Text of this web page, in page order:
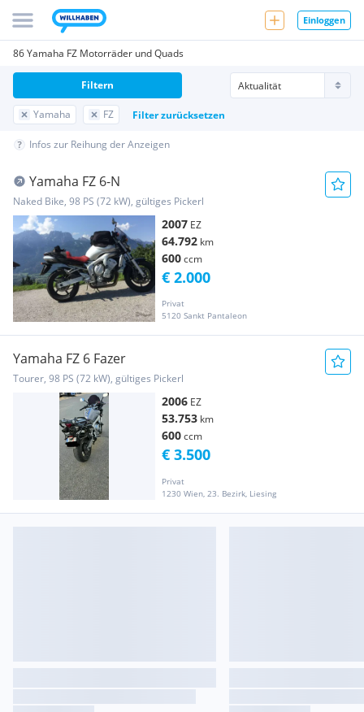
Einloggen
86 Yamaha FZ Motorräder und Quads
Yamaha FZ Filter zurücksetzen
Filtern
Infos zur Reihung der Anzeigen
Yamaha FZ 6-N
Naked Bike, 98 PS (72 kW), gültiges Pickerl
2007 EZ
64.792 km
600ccm
Privat
5120 Sankt Pantaleon
€ 2.000
Yamaha FZ 6 Fazer
Tourer, 98 PS (72 kW), gültiges Pickerl
2006 EZ
53.753 km
600ccm
Privat
1230 Wien, 23. Bezirk, Liesing
€ 3.500